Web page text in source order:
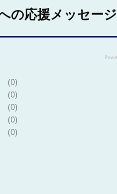
の応援メッセージ
(0)
(0)
(0)
(0)
(0)